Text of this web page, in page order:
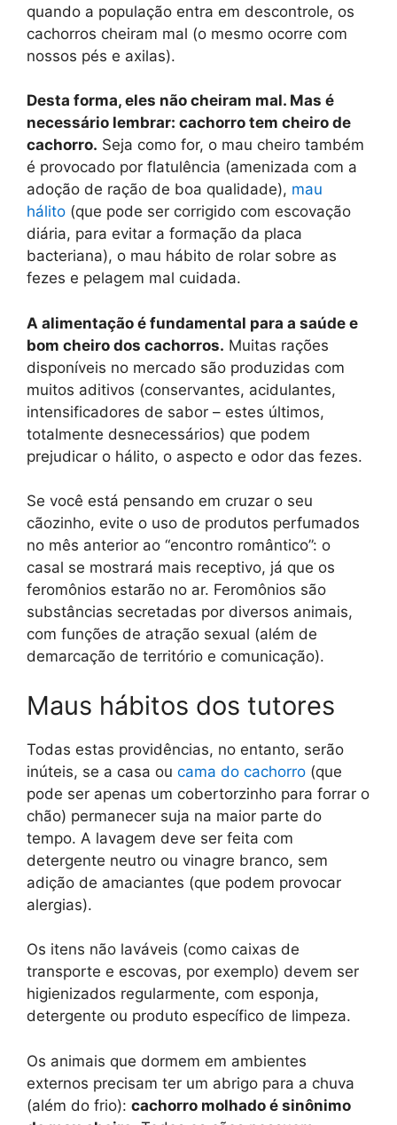
quando a população entra em descontrole, os
cachorros cheiram mal (o mesmo ocorre com
nossos pés e axilas).
Desta forma, eles não cheiram mal. Mas é
necessário lembrar: cachorro tem cheiro de
cachorro. Seja como for, o mau cheiro também
é provocado por flatulência (amenizada com a
adoção de ração de boa qualidade), mau
hálito (que pode ser corrigido com escovação
diária, para evitar a formação da placa
bacteriana), o mau hábito de rolar sobre as
fezes e pelagem mal cuidada.
A alimentação é fundamental para a saúde e
bom cheiro dos cachorros. Muitas rações
disponíveis no mercado são produzidas com
muitos aditivos (conservantes, acidulantes,
intensificadores de sabor – estes últimos,
totalmente desnecessários) que podem
prejudicar o hálito, o aspecto e odor das fezes.
Se você está pensando em cruzar o seu
cãozinho, evite o uso de produtos perfumados
no mês anterior ao “encontro romântico”: o
casal se mostrará mais receptivo, já que os
feromônios estarão no ar. Feromônios são
substâncias secretadas por diversos animais,
com funções de atração sexual (além de
demarcação de território e comunicação).
Maus hábitos dos tutores
Todas estas providências, no entanto, serão
inúteis, se a casa ou cama do cachorro (que
pode ser apenas um cobertorzinho para forrar o
chão) permanecer suja na maior parte do
tempo. A lavagem deve ser feita com
detergente neutro ou vinagre branco, sem
adição de amaciantes (que podem provocar
alergias).
Os itens não laváveis (como caixas de
transporte e escovas, por exemplo) devem ser
higienizados regularmente, com esponja,
detergente ou produto específico de limpeza.
Os animais que dormem em ambientes
externos precisam ter um abrigo para a chuva
(além do frio): cachorro molhado é sinônimo